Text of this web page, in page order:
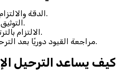
الدقة والالتزام بمبدأ القيد المزدوج.
التوثيق المرجعي لكل عملية.
الالتزام بالترتيب الزمني للعمليات.
مراجعة القيود دوريًا بعد الترحيل للتأكد من صحتها.